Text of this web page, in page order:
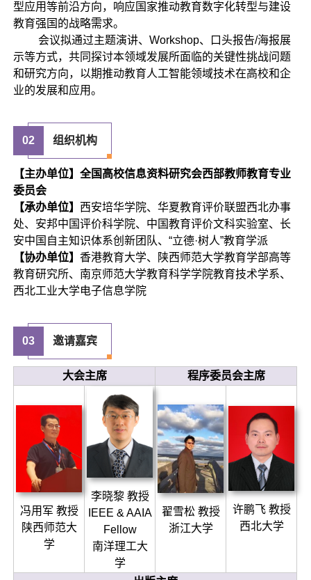
型应用等前沿方向，响应国家推动教育数字化转型与建设
教育强国的战略需求。
会议拟通过主题演讲、Workshop、口头报告/海报展
示等方式，共同探讨本领域发展所面临的关键性挑战问题
和研究方向，以期推动教育人工智能领域技术在高校和企
业的发展和应用。
02 组织机构
【主办单位】全国高校信息资料研究会西部教师教育专业
委员会
【承办单位】 西安培华学院、华夏教育评价联盟西北办事
处、安邦中国评价科学院、中国教育评价文科实验室、长
安中国自主知识体系创新团队、“立德·树人”教育学派
【协办单位】 香港教育大学、陕西师范大学教育学部高等
教育研究所、南京师范大学教育科学学院教育技术学系、
西北工业大学电子信息学院
03 邀请嘉宾
大会主席 程序委员会主席
冯用军 教授
陕西师范大
学
李晓黎 教授
IEEE & AAIA
Fellow
南洋理工大
学
翟雪松 教授
浙江大学
许鹏飞 教授
西北大学